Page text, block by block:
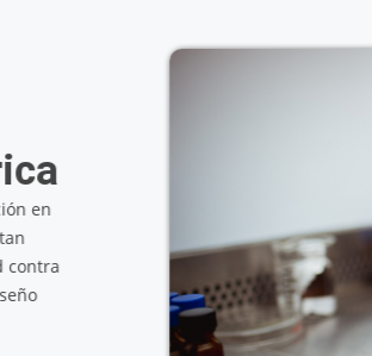
y Bioquímica
desarrollo y aplicación de herramientas,
destinados al estudio de compuestos
y sistemas biológicos complejos.